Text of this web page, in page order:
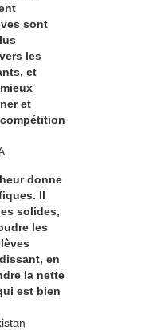
sont
les
et
et
donne
Il
solides,
les
en
la nette
est bien